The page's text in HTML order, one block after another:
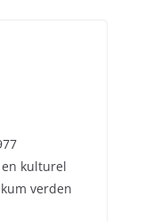
kulturel
verden